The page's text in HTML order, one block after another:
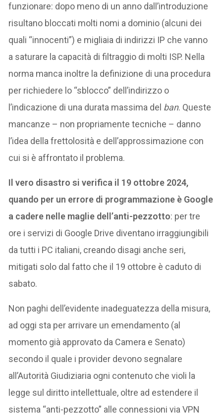
funzionare: dopo meno di un anno dall’introduzione
risultano bloccati molti nomi a dominio (alcuni dei
quali “innocenti”) e migliaia di indirizzi IP che vanno
a saturare la capacità di filtraggio di molti ISP. Nella
norma manca inoltre la definizione di una procedura
per richiedere lo “sblocco” dell’indirizzo o
l’indicazione di una durata massima del ban. Queste
mancanze – non propriamente tecniche – danno
l’idea della frettolosità e dell’approssimazione con
cui si è affrontato il problema.
Il vero disastro si verifica il 19 ottobre 2024,
quando per un errore di programmazione è Google
a cadere nelle maglie dell’anti-pezzotto: per tre
ore i servizi di Google Drive diventano irraggiungibili
da tutti i PC italiani, creando disagi anche seri,
mitigati solo dal fatto che il 19 ottobre è caduto di
sabato.
Non paghi dell’evidente inadeguatezza della misura,
ad oggi sta per arrivare un emendamento (al
momento già approvato da Camera e Senato)
secondo il quale i provider devono segnalare
all’Autorità Giudiziaria ogni contenuto che violi la
legge sul diritto intellettuale, oltre ad estendere il
sistema “anti-pezzotto” alle connessioni via VPN